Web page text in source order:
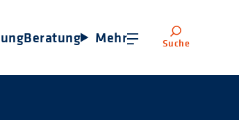
Beratung Mehr Suche